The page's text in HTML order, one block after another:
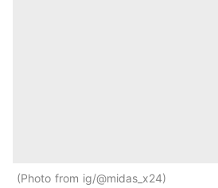
Photo from ig/@midas_x24